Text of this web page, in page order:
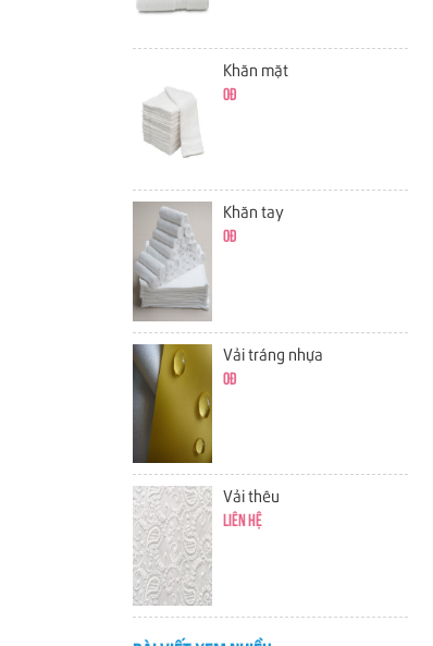
Khăn mặt
0đ
Khăn tay
0đ
Vải tráng nhựa
0đ
Vải thêu
Liên hệ